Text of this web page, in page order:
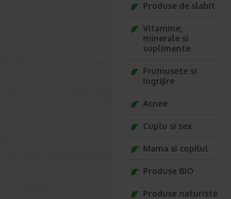
Produse de slabit
Vitamine,
minerale si
suplimente
Frumusete si
ingrijire
Acnee
Cuplu si sex
Mama si copilul
Produse BIO
Produse naturiste